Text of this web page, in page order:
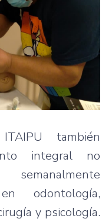
también
integral no
odontología,
y psicología.